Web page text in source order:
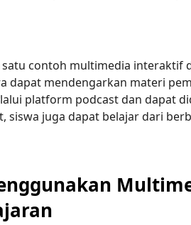
contoh multimedia interaktif
dapat mendengarkan materi
platform podcast dan dapat
siswa juga dapat belajar dari